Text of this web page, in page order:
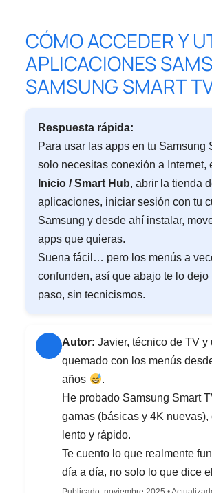
CÓMO ACCEDER Y
APLICACIONES
SAMSUNG SMART
Respuesta rápida:
Para usar las apps en tu Samsung
solo necesitas conexión a Internet,
Inicio / Smart Hub, abrir la tienda
aplicaciones, iniciar sesión con tu
Samsung y desde ahí instalar,
apps que quieras.
Suena fácil… pero los menús a
confunden, así que abajo te lo dejo
paso, sin tecnicismos.
Autor: Javier, técnico de TV y
quemado con los menús
años
.
He probado Samsung Smart
gamas (básicas y 4K nuevas),
lento y rápido.
Te cuento lo que realmente
día a día, no solo lo que dice